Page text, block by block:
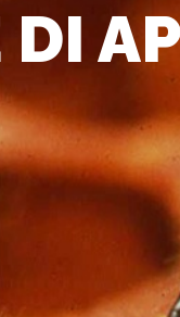
DI